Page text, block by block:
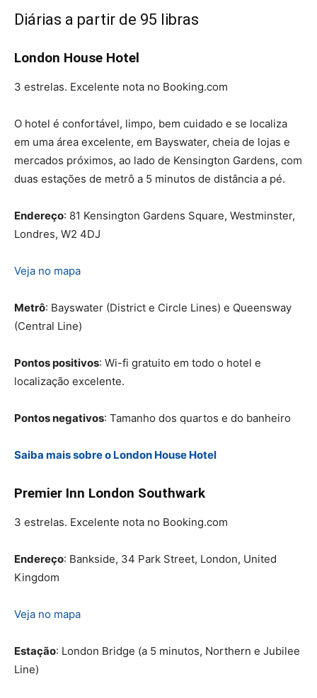
Diárias a partir de 95 libras
London House Hotel
3 estrelas. Excelente nota no Booking.com
O hotel é confortável, limpo, bem cuidado e se localiza
em uma área excelente, em Bayswater, cheia de lojas e
mercados próximos, ao lado de Kensington Gardens, com
duas estações de metrô a 5 minutos de distância a pé.
Endereço: 81 Kensington Gardens Square, Westminster,
Londres, W2 4DJ
Veja no mapa
Metrô: Bayswater (District e Circle Lines) e Queensway
(Central Line)
Pontos positivos: Wi-fi gratuito em todo o hotel e
localização excelente.
Pontos negativos: Tamanho dos quartos e do banheiro
Saiba mais sobre o London House Hotel
Premier Inn London Southwark
3 estrelas. Excelente nota no Booking.com
Endereço: Bankside, 34 Park Street, London, United
Kingdom
Veja no mapa
Estação: London Bridge (a 5 minutos, Northern e Jubilee
Line)